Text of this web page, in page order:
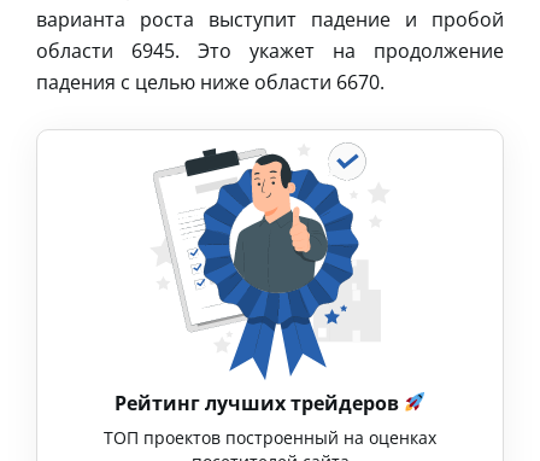
варианта роста выступит падение и пробой
области 6945. Это укажет на продолжение
падения с целью ниже области 6670.
Рейтинг лучших трейдеров
ТОП проектов построенный на оценках